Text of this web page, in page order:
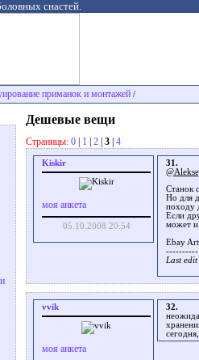
снастей.
приманок и монтажей /
Дешевые вещи
Страницы: 0 | 1 | 2 | 3 | 4
Kiskir
моя анкета
05.10.2008 20:54
31.
Станок
Но для
Если
может
Ebay
----------
Last
vvik
моя анкета
32.